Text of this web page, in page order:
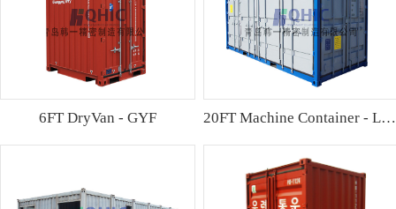
6FT DryVan - GYF 20FT Machine Container - Lamor